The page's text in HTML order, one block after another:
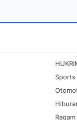
Sports
Ragam